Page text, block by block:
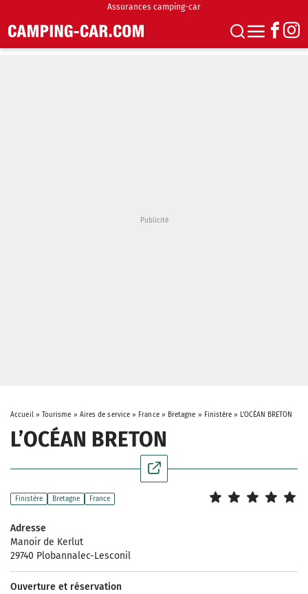
Assurances camping-car
Accueil» Tourisme » Aires de service » France» Bretagne » Finistère » L’OCÉAN BRETON
L’OCÉAN BRETON
Finistère Bretagne France
Adresse
Manoir de Kerlut
29740 Plobannalec-Lesconil
Ouverture et réservation